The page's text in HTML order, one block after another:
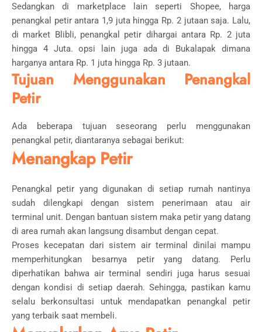
Sedangkan di marketplace lain seperti Shopee, harga
penangkal petir antara 1,9 juta hingga Rp. 2 jutaan saja. Lalu,
di market Blibli, penangkal petir dihargai antara Rp. 2 juta
hingga 4 Juta. opsi lain juga ada di Bukalapak dimana
harganya antara Rp. 1 juta hingga Rp. 3 jutaan.
Tujuan Menggunakan Penangkal
Petir
Ada beberapa tujuan seseorang perlu menggunakan
penangkal petir, diantaranya sebagai berikut:
Menangkap Petir
Penangkal petir yang digunakan di setiap rumah nantinya
sudah dilengkapi dengan sistem penerimaan atau air
terminal unit. Dengan bantuan sistem maka petir yang datang
di area rumah akan langsung disambut dengan cepat.
Proses kecepatan dari sistem air terminal dinilai mampu
memperhitungkan besarnya petir yang datang. Perlu
diperhatikan bahwa air terminal sendiri juga harus sesuai
dengan kondisi di setiap daerah. Sehingga, pastikan kamu
selalu berkonsultasi untuk mendapatkan penangkal petir
yang terbaik saat membeli.